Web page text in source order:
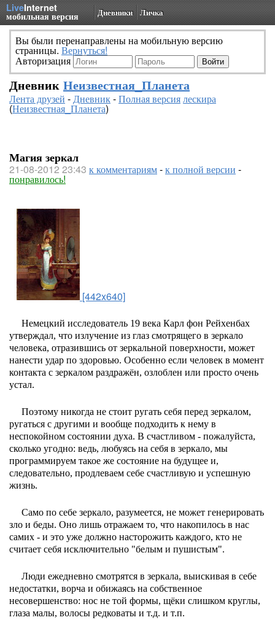
LiveInternet
мобильная версия Дневники Личка
Вы были перенаправлены на мобильную версию
страницы. Вернуться!
Авторизация
Дневник Неизвестная_Планета
Лента друзей -Дневник-Полная версиялескира
(Неизвестная_Планета)
Магия зеркал
21-08-2012 23:43 к комментариям-к полной версии -
понравилось!
[442x640]
Немецкий исследователь 19 века Карл фон Рейхенбах
утверждал, что излучение из глаз смотрящего в зеркало
человека, отразившись от зеркальной поверхности, может
нанести удар по здоровью. Особенно если человек в момент
контакта с зеркалом раздражён, озлоблен или просто очень
устал.
Поэтому никогда не стоит ругать себя перед зеркалом,
ругаться с другими и вообще подходить к нему в
неспокойном состоянии духа. В счастливом - пожалуйста,
сколько угодно: ведь, любуясь на себя в зеркало, мы
программируем такое же состояние на будущее и,
следовательно, продлеваем себе счастливую и успешную
жизнь.
Само по себе зеркало, разумеется, не может генерировать
зло и беды. Оно лишь отражаем то, что накопилось в нас
самих - и это уже должно насторожить каждого, кто не
считает себя исключительно "белым и пушистым".
Люди ежедневно смотрятся в зеркала, выискивая в себе
недостатки, ворча и обижаясь на собственное
несовершенство: нос не той формы, щёки слишком круглы,
глаза малы, волосы редковаты и т.д. и т.п.